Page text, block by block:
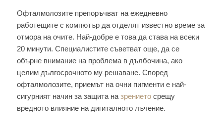
Офталмолозите препоръчват на ежедневно
работещите с компютър да отделят известно време за
отмора на очите. Най-добре е това да става на всеки
20 минути. Специалистите съветват още, да се
обърне внимание на проблема в дълбочина, ако
целим дългосрочното му решаване. Според
офталмолозите, приемът на очни пигменти е най-
сигурният начин за защита на зрениетосрещу
вредното влияние на дигиталното лъчение.